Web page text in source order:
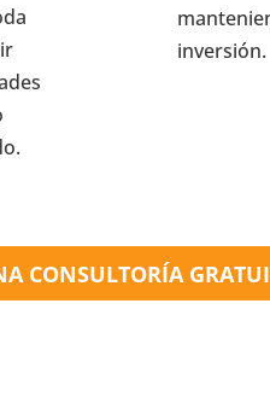
inversión.
CONSULTORÍA